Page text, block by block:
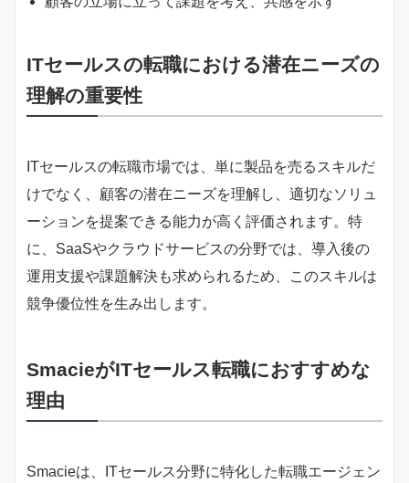
ITセールスの転職における潜在ニーズの
理解の重要性
ITセールスの転職市場では、単に製品を売るスキルだ
けでなく、顧客の潜在ニーズを理解し、適切なソリュ
ーションを提案できる能力が高く評価されます。特
に、SaaSやクラウドサービスの分野では、導入後の
運用支援や課題解決も求められるため、このスキルは
競争優位性を生み出します。
SmacieがITセールス転職におすすめな
理由
Smacieは、ITセールス分野に特化した転職エージェン